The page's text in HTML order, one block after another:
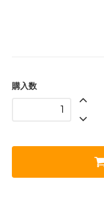
購入数